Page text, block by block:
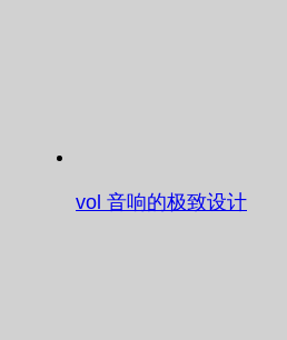
vol 音响的极致设计